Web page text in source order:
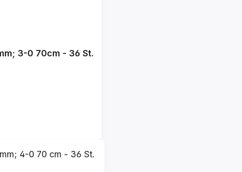
PDS plus violett monofil PDP276H V5 17 mm; 3-0 70cm - 36 St.